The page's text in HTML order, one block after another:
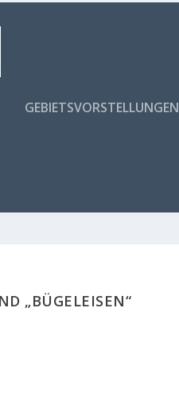
GEBIETSVORSTELLUNGEN
„BÜGELEISEN“